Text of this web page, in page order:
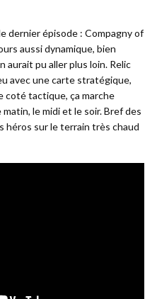
dernier épisode : Compagny of
aussi dynamique, bien
aurait pu aller plus loin. Relic
avec une carte stratégique,
coté tactique, ça marche
le midi et le soir. Bref des
héros sur le terrain très chaud